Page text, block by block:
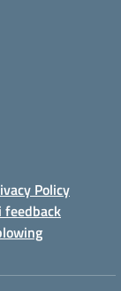
Policy
feedback